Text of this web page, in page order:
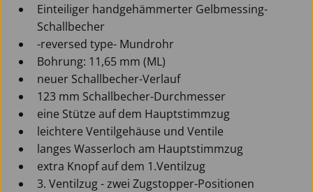
Einteiliger handgehämmerter Gelbmessing-
Schallbecher
-reversed type- Mundrohr
Bohrung: 11,65 mm (ML)
neuer Schallbecher-Verlauf
123 mm Schallbecher-Durchmesser
eine Stütze auf dem Hauptstimmzug
leichtere Ventilgehäuse und Ventile
langes Wasserloch am Hauptstimmzug
extra Knopf auf dem 1.Ventilzug
3. Ventilzug - zwei Zugstopper-Positionen